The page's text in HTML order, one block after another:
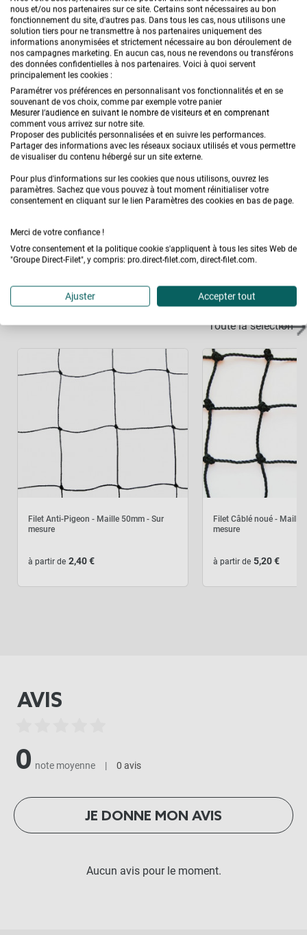
Quantité Remise Vous économisez
5 5% 5,00 €
10 10% 20,00 €
15 15% 45,00 €
VOUS AIMEREZ AUSSI
Toute la selection
Filet Anti-Pigeon - Maille 50mm - Sur
mesure
à partir de 2,40 €
Filet Câblé noué - Maille
mesure
à partir de 5,20 €
AVIS
0 note moyenne | 0 avis
JE DONNE MON AVIS
Aucun avis pour le moment.
nous et/ou nos partenaires sur ce site. Certains sont nécessaires au bon
fonctionnement du site, d'autres pas. Dans tous les cas, nous utilisons une
solution tiers pour ne transmettre à nos partenaires uniquement des
informations anonymisées et strictement nécessaire au bon déroulement de
nos campagnes marketing. En aucun cas, nous ne revendons ou transférons
des données confidentielles à nos partenaires. Voici à quoi servent
principalement les cookies :
Paramétrer vos préférences en personnalisant vos fonctionnalités et en se
souvenant de vos choix, comme par exemple votre panier
Mesurer l’audience en suivant le nombre de visiteurs et en comprenant
comment vous arrivez sur notre site.
Proposer des publicités personnalisées et en suivre les performances.
Partager des informations avec les réseaux sociaux utilisés et vous permettre
de visualiser du contenu hébergé sur un site externe.
Pour plus d'informations sur les cookies que nous utilisons, ouvrez les
paramètres. Sachez que vous pouvez à tout moment réinitialiser votre
consentement en cliquant sur le lien Paramètres des cookies en bas de page.
Merci de votre confiance !
Votre consentement et la politique cookie s'appliquent à tous les sites Web de
"Groupe Direct-Filet", y compris: pro.direct-filet.com, direct-filet.com.
Ajuster Accepter tout